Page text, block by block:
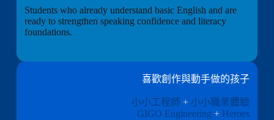
Students who already understand basic English and are
ready to strengthen speaking confidence and literacy
foundations.
喜歡創作與動手做的孩子
小小工程師 + 小小職業體驗
GIGO Engineering+ Heroes